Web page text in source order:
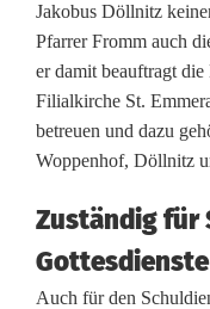
r
H
e
i
a
t
Jakobus Döllnitz
Pfarrer Fromm auch
er damit beauftragt
Filialkirche St.
betreuen und dazu
Woppenhof, Döllnitz
Zuständig für
Gottesdienste
Auch für den